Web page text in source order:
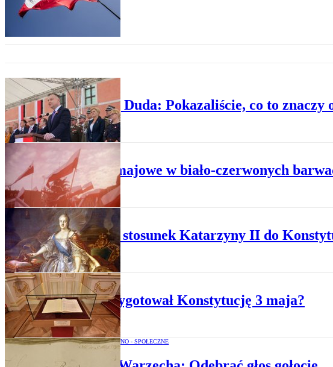
POLITYKA
Andrzej Duda: Pokazaliście, co to znaczy
Święta majowe w biało-czerwonych
HISTORIA POLSKI
Jaki był stosunek Katarzyny II do
HISTORIA POLSKI
Kto przygotował Konstytucję 3 maja?
OPINIE POLITYCZNO - SPOŁECZNE